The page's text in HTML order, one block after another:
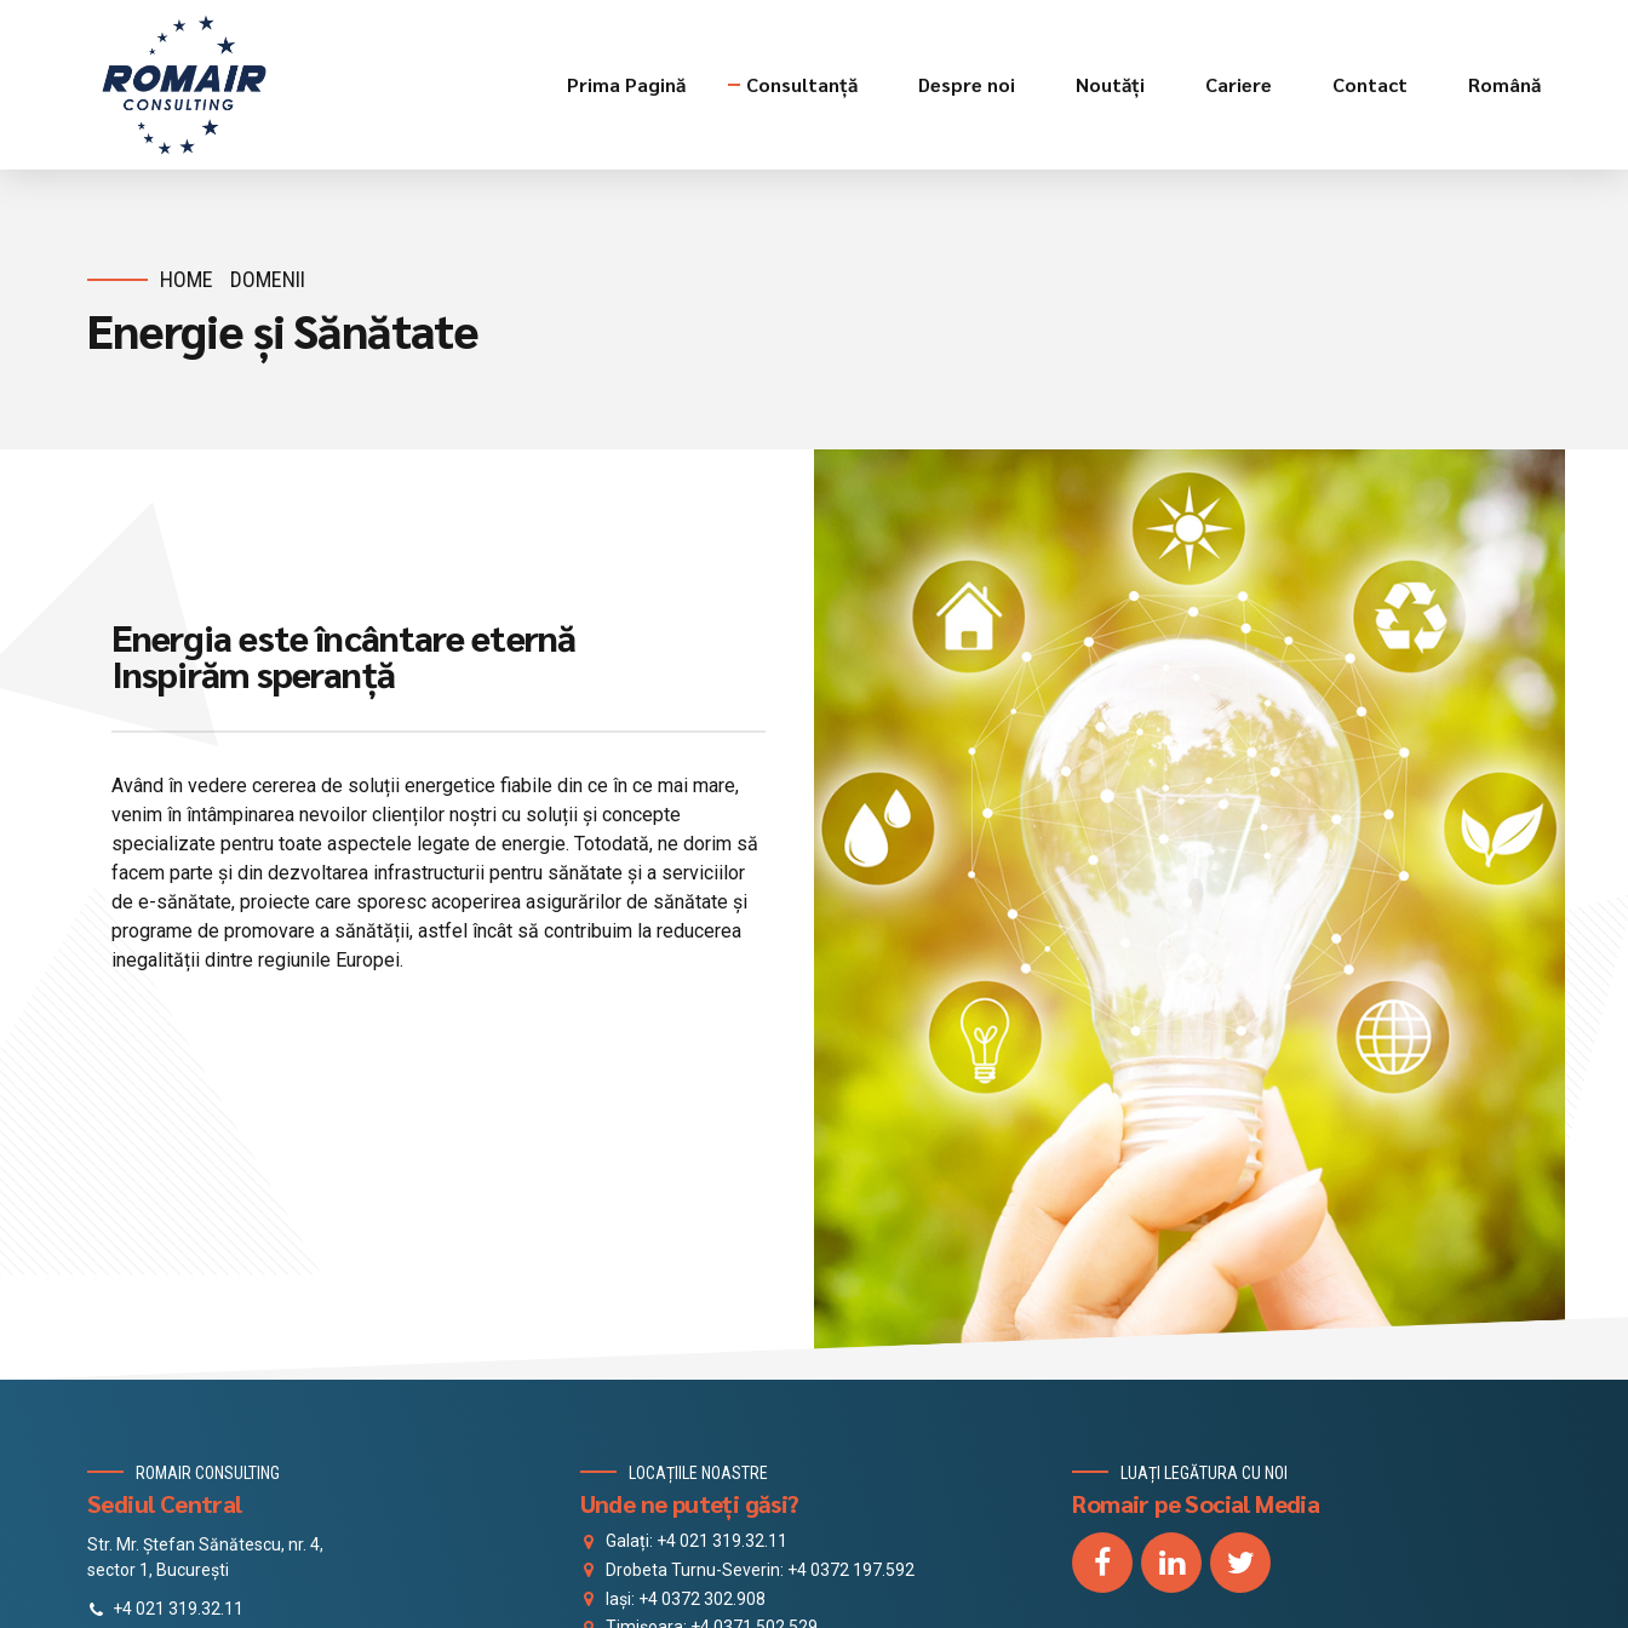
Prima Pagină Consultanță Despre noi Noutăți Cariere Contact Română
HOME DOMENII
Energie și Sănătate
Energia este încântare eternă
Inspirăm speranță
Având în vedere cererea de soluții energetice fiabile din ce în ce mai mare,
venim în întâmpinarea nevoilor clienților noștri cu soluții și concepte
specializate pentru toate aspectele legate de energie. Totodată, ne dorim să
facem parte și din dezvoltarea infrastructurii pentru sănătate și a serviciilor
de e-sănătate, proiecte care sporesc acoperirea asigurărilor de sănătate și
programe de promovare a sănătății, astfel încât să contribuim la reducerea
inegalității dintre regiunile Europei.
ROMAIR CONSULTING
Sediul Central
Str. Mr. Ștefan Sănătescu, nr. 4,
sector 1, București
+4 021 319.32.11
LOCAȚIILE NOASTRE
Unde ne puteți găsi?
Galați: +4 021 319.32.11
Drobeta Turnu-Severin: +4 0372 197.592
Iași: +4 0372 302.908
LUAȚI LEGĂTURA CU NOI
Romair pe Social Media